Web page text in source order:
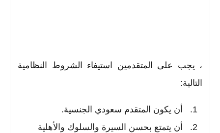
، يجب على المتقدمين استيفاء الشروط النظامية
التالية:
أن يكون المتقدم سعودي الجنسية.
أن يتمتع بحسن السيرة والسلوك والأهلية